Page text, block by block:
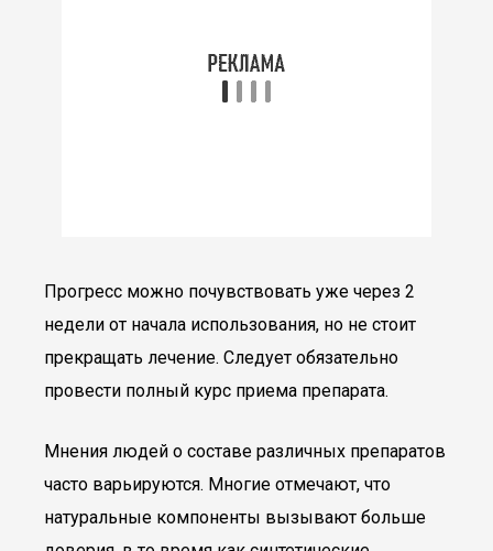
Прогресс можно почувствовать уже через 2
недели от начала использования, но не стоит
прекращать лечение. Следует обязательно
провести полный курс приема препарата.
Мнения людей о составе различных препаратов
часто варьируются. Многие отмечают, что
натуральные компоненты вызывают больше